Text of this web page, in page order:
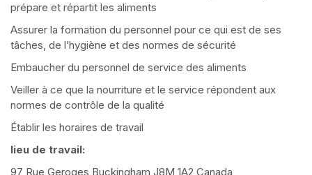
prépare et répartit les aliments
Assurer la formation du personnel pour ce qui est de ses
tâches, de l’hygiène et des normes de sécurité
Embaucher du personnel de service des aliments
Veiller à ce que la nourriture et le service répondent aux
normes de contrôle de la qualité
Établir les horaires de travail
lieu de travail:
97 Rue Geroges Buckingham J8M 1A2 Canada